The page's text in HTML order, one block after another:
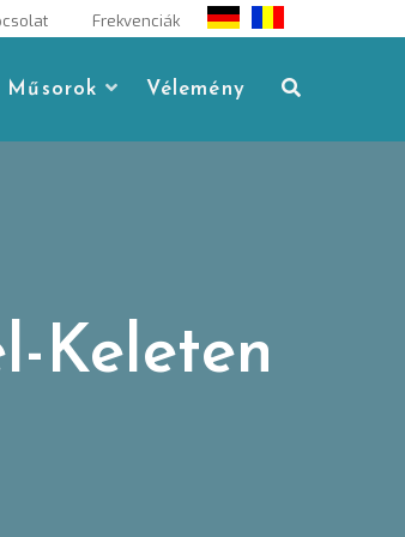
Frekvenciák
Műsorok Vélemény
Keleten